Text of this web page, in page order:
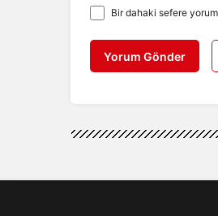
Bir dahaki sefere
Yorum Gönder